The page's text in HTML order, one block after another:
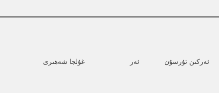
ئەركىن تۇرسۇن ئەر غۇلجا شەھىرى